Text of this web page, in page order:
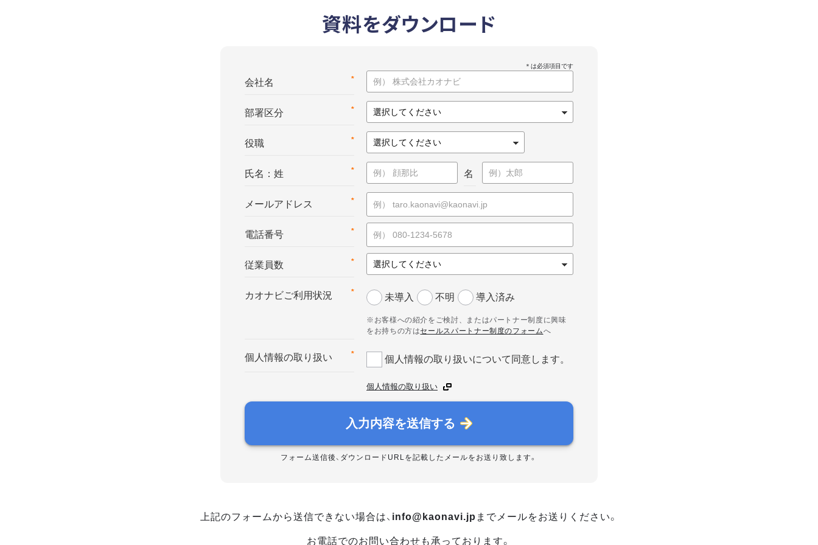
資料をダウンロード
*
会社名
*
部署区分
*
役職
*
氏名：姓 名
*
メールアドレス
*
電話番号
*
従業員数
*
カオナビご利用状況 未導入 不明 導入済み
※お客様への紹介をご検討、またはパートナー制度に興味
をお持ちの方はセールスパートナー制度のフォームへ
*
個人情報の取り扱い 個人情報の取り扱いについて同意します。
個人情報の取り扱い
入力内容を送信する
フォーム送信後、ダウンロードURLを記載したメールをお送り致します。
上記のフォームから送信できない場合は、 info@kaonavi.jp までメールをお送りください。
お電話でのお問い合わせも承っております。